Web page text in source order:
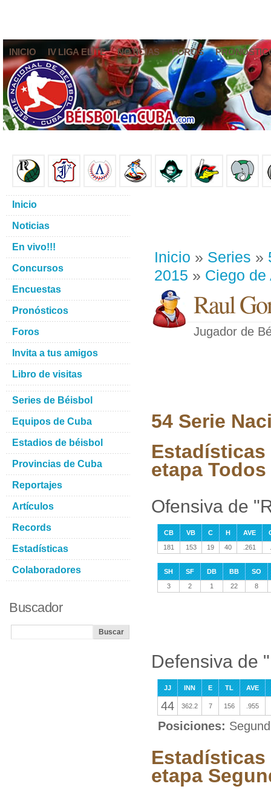
INICIO IV LIGA ELITE NOTICIAS FOROS
Inicio » Series »
2015 » Ciego de
Raul
Jugador de
54 Serie
Estadísticas
etapa
Ofensiva de
CB VB C H AVE
181
153 19 40 .261
SH SF DB BB
SO
3
2 1 22 8
Defensiva de
JJ INN E TL AVE
44 362.2 7 156 .955
Posiciones:
Estadísticas
etapa
Inicio
Noticias
En vivo!!!
Concursos
Encuestas
Pronósticos
Foros
Invita a tus amigos
Libro de visitas
Series de Béisbol
Equipos de Cuba
Estadios de béisbol
Provincias de Cuba
Reportajes
Artículos
Records
Estadísticas
Colaboradores
Buscador